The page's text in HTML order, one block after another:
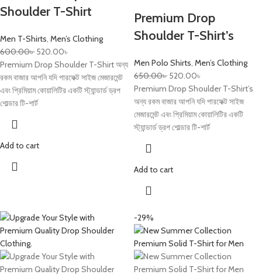
Shoulder T-Shirt
Men T-Shirts, Men’s Clothing
600.00৳ 520.00৳
Premium Drop Shoulder T-Shirt অন্য
রকম বাজার আপনি যদি পারফেক্ট সাইজ মেজারমেন্ট
এবং প্রিমিয়াম কোয়ালিটির একটি স্ট্যান্ডার্ড ড্রপ
শোল্ডার টি-শার্ট
Add to cart
Premium Drop
Shoulder T-Shirt’s
Men Polo Shirts, Men’s Clothing
650.00৳ 520.00৳
Premium Drop Shoulder T-Shirt’s
অন্য রকম বাজার আপনি যদি পারফেক্ট সাইজ
মেজারমেন্ট এবং প্রিমিয়াম কোয়ালিটির একটি
স্ট্যান্ডার্ড ড্রপ শোল্ডার টি-শার্ট
Add to cart
-29%